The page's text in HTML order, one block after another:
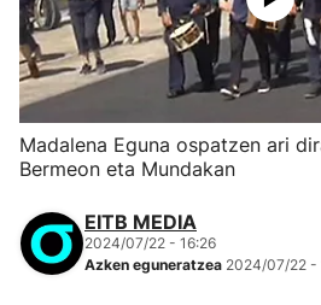
Madalena Eguna ospatzen ari
Bermeon eta Mundakan
EITB MEDIA
2024/07/22 - 16:26
Azken eguneratzea 2024/07/22 -